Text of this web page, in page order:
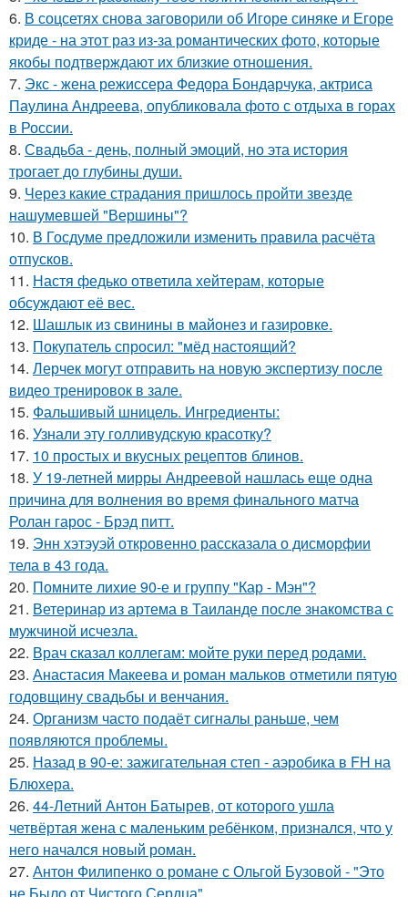
6. В соцсетях снова заговорили об Игоре синяке и Егоре
криде - на этот раз из-за романтических фото, которые
якобы подтверждают их близкие отношения.
7. Экс - жена режиссера Федора Бондарчука, актриса
Паулина Андреева, опубликовала фото с отдыха в горах
в России.
8. Свадьба - день, полный эмоций, но эта история
трогает до глубины души.
9. Через какие страдания пришлось пройти звезде
нашумевшей "Вершины"?
10. В Госдуме пpeдложили изменить пpaвила расчёта
отпусков.
11. Настя федько ответила хейтерам, которые
обсуждают её вес.
12. Шашлык из свинины в майонез и газировке.
13. Покупатель спросил: "мёд настоящий?
14. Лерчек могут отправить на новую экспертизу после
видео тренировок в зале.
15. Фальшивый шницель. Ингредиенты:
16. Узнали эту голливудскую красотку?
17. 10 простых и вкусных рецептов блинов.
18. У 19-летней мирры Андреевой нашлась еще одна
причина для волнения во время финального матча
Ролан гарос - Брэд питт.
19. Энн хэтэуэй откровенно рассказала о дисморфии
тела в 43 года.
20. Помните лихие 90-е и группу "Кар - Мэн"?
21. Ветеринар из артема в Таиланде после знакомства с
мужчиной исчезла.
22. Врач сказал коллегам: мойте руки перед родами.
23. Анастасия Макеева и роман мальков отметили пятую
годовщину свадьбы и венчания.
24. Организм часто подаёт сигналы раньше, чем
появляются проблемы.
25. Назад в 90-е: зажигательная степ - аэробика в FH на
Блюхера.
26. 44-Летний Антон Батырев, от которого ушла
четвёртая жена с маленьким ребёнком, признался, что у
него начался новый роман.
27. Антон Филипенко о романе с Ольгой Бузовой - "Это